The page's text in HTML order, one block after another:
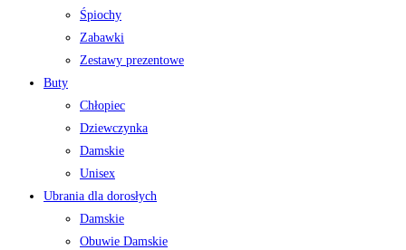
Śpiochy
Zabawki
Zestawy prezentowe
Buty
Chłopiec
Dziewczynka
Damskie
Unisex
Ubrania dla dorosłych
Damskie
Obuwie Damskie